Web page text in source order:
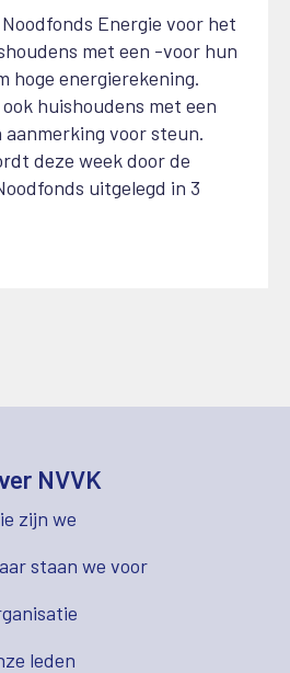
Energie voor het
met een -voor hun
hoge energierekening.
huishoudens met een
voor steun.
deze week door de
uitgelegd in 3
NVVK
zijn we
staan we voor
leden